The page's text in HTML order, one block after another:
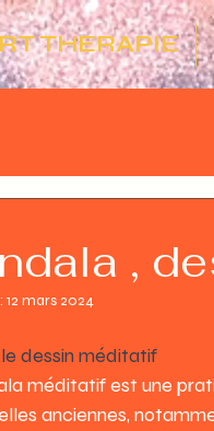
THERAPIE
,
12 mars 2024
dessin méditatif
méditatif est une
anciennes,